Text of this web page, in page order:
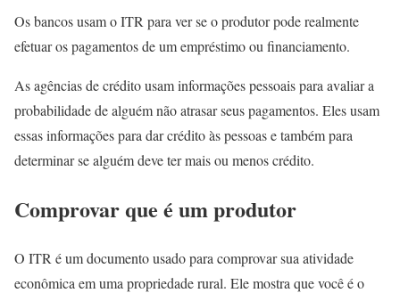
Os bancos usam o ITR para ver se o produtor pode realmente
efetuar os pagamentos de um empréstimo ou financiamento.
As agências de crédito usam informações pessoais para avaliar a
probabilidade de alguém não atrasar seus pagamentos. Eles usam
essas informações para dar crédito às pessoas e também para
determinar se alguém deve ter mais ou menos crédito.
Comprovar que é um produtor
O ITR é um documento usado para comprovar sua atividade
econômica em uma propriedade rural. Ele mostra que você é o